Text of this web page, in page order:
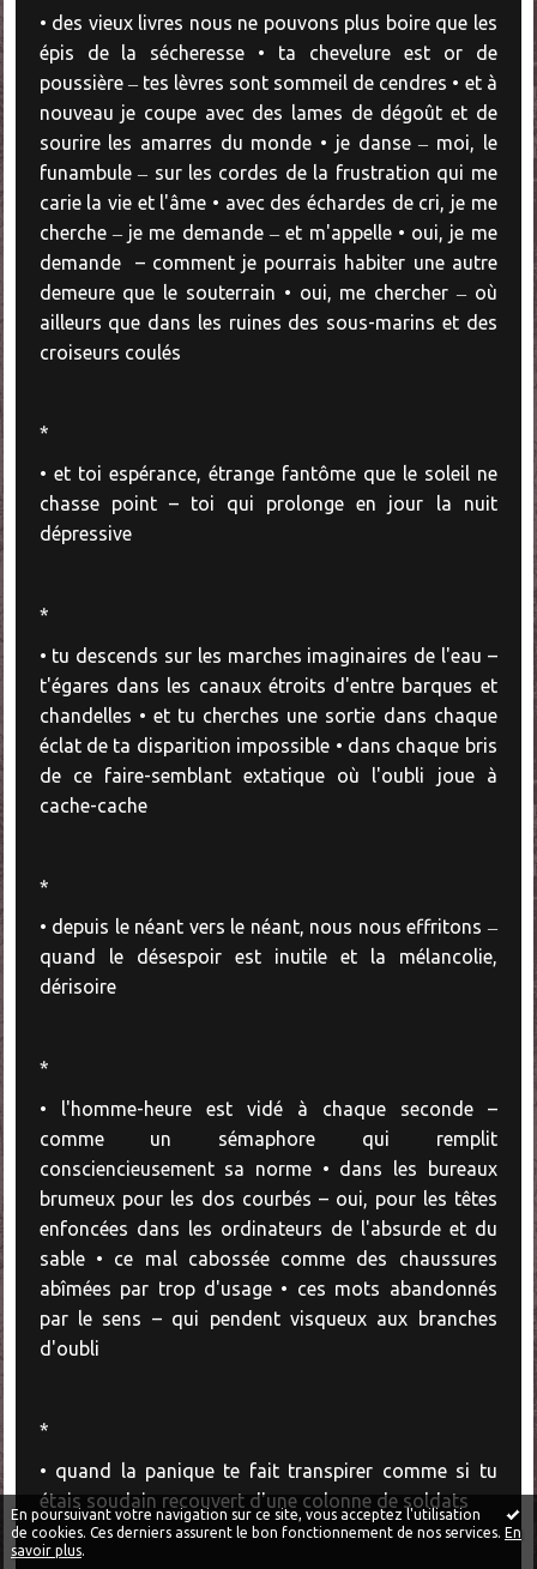
En poursuivant votre navigation sur ce site, vous acceptez l'utilisation
de cookies. Ces derniers assurent le bon fonctionnement de nos services. En
savoir plus.
• des vieux livres nous ne pouvons plus boire que les
épis de la sécheresse • ta chevelure est or de
poussière ‒ tes lèvres sont sommeil de cendres • et à
nouveau je coupe avec des lames de dégoût et de
sourire les amarres du monde • je danse ‒ moi, le
funambule ‒ sur les cordes de la frustration qui me
carie la vie et l'âme • avec des échardes de cri, je me
cherche ‒ je me demande ‒ et m'appelle • oui, je me
demande – comment je pourrais habiter une autre
demeure que le souterrain • oui, me chercher ‒ où
ailleurs que dans les ruines des sous-marins et des
croiseurs coulés
*
• et toi espérance, étrange fantôme que le soleil ne
chasse point – toi qui prolonge en jour la nuit
dépressive
*
• tu descends sur les marches imaginaires de l'eau –
t'égares dans les canaux étroits d'entre barques et
chandelles • et tu cherches une sortie dans chaque
éclat de ta disparition impossible • dans chaque bris
de ce faire-semblant extatique où l'oubli joue à
cache-cache
*
• depuis le néant vers le néant, nous nous effritons ‒
quand le désespoir est inutile et la mélancolie,
dérisoire
*
• l'homme-heure est vidé à chaque seconde –
comme un sémaphore qui remplit
consciencieusement sa norme • dans les bureaux
brumeux pour les dos courbés – oui, pour les têtes
enfoncées dans les ordinateurs de l'absurde et du
sable • ce mal cabossée comme des chaussures
abîmées par trop d'usage • ces mots abandonnés
par le sens – qui pendent visqueux aux branches
d'oubli
*
• quand la panique te fait transpirer comme si tu
étais soudain recouvert d'une colonne de soldats